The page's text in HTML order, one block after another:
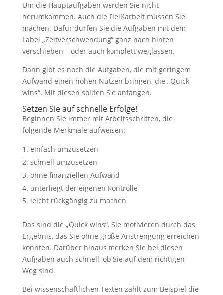
Um die Hauptaufgaben werden Sie nicht
herumkommen. Auch die Fleißarbeit müssen Sie
machen. Dafür dürfen Sie die Aufgaben mit dem
Label „Zeitverschwendung“ ganz nach hinten
verschieben – oder auch komplett weglassen.
Dann gibt es noch die Aufgaben, die mit geringem
Aufwand einen hohen Nutzen bringen, die „Quick
wins“. Mit diesen sollten Sie anfangen.
Setzen Sie auf schnelle Erfolge!
Beginnen Sie immer mit Arbeitsschritten, die
folgende Merkmale aufweisen:
einfach umzusetzen
schnell umzusetzen
ohne finanziellen Aufwand
unterliegt der eigenen Kontrolle
leicht rückgängig zu machen
Das sind die „Quick wins“. Sie motivieren durch das
Ergebnis, das Sie ohne große Anstrengung erreichen
konnten. Darüber hinaus merken Sie bei diesen
Aufgaben auch schnell, ob Sie auf dem richtigen
Weg sind.
Bei wissenschaftlichen Texten zählt zum Beispiel die
dass die
Website
während Ihres
Besuchs gut
funktioniert.
Cookies
ablehnen,
werden einige
Funktionen
auf der
Website nicht
mehr
verfügbar
Marketing
Mit diesen Cookies
teilen Sie mir Ihre
Interessen und Ihr
Besuch der
Website mit. Sie
erhöhen damit die
Wahrscheinlichkeit,
dass Sie
personalisierte
Angebote erhalten.